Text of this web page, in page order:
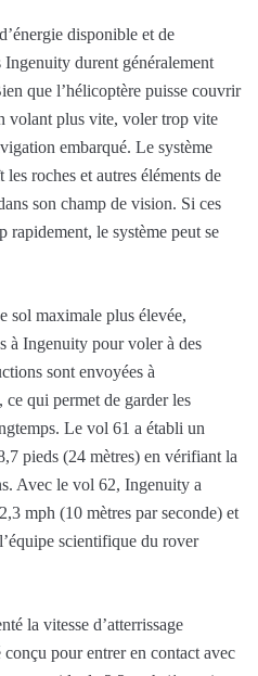
disponible et de
durent généralement
que l’hélicoptère puisse couvrir
volant plus vite, voler trop vite
embarqué. Le système
roches et autres éléments de
son champ de vision. Si ces
rapidement, le système peut se
sol maximale plus élevée,
à Ingenuity pour voler à des
sont envoyées à
qui permet de garder les
Le vol 61 a établi un
pieds (24 mètres) en vérifiant la
Avec le vol 62, Ingenuity a
mph (10 mètres par seconde) et
scientifique du rover
la vitesse d’atterrissage
pour entrer en contact avec